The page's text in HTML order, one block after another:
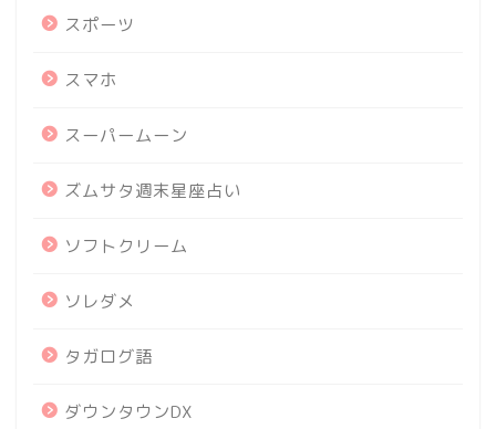
スポーツ
スマホ
スーパームーン
ズムサタ週末星座占い
ソフトクリーム
ソレダメ
タガログ語
ダウンタウンDX